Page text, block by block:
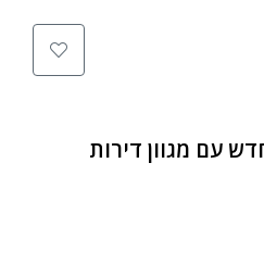
עם מגוון דירות